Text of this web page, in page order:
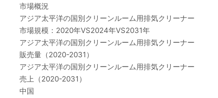
市場概況
アジア太平洋の国別クリーンルーム用排気クリーナー
市場規模：2020年VS2024年VS2031年
アジア太平洋の国別クリーンルーム用排気クリーナー
販売量（2020-2031）
アジア太平洋の国別クリーンルーム用排気クリーナー
売上（2020-2031）
中国